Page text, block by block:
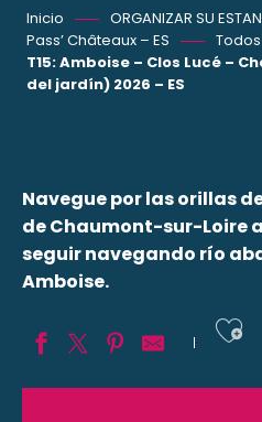
Inicio
ORGANIZAR SU
Pass’ Châteaux – ES
Todos
T15: Amboise – Clos Lucé –
del jardín) 2026 – ES
Navegue por las orillas
de Chaumont-sur-Loire
seguir navegando río
Amboise.